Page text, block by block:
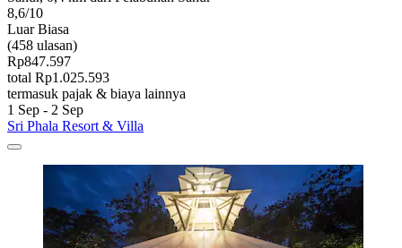
8,6/10
Luar Biasa
(458 ulasan)
Rp847.597
total Rp1.025.593
termasuk pajak & biaya lainnya
1 Sep - 2 Sep
Sri Phala Resort & Villa